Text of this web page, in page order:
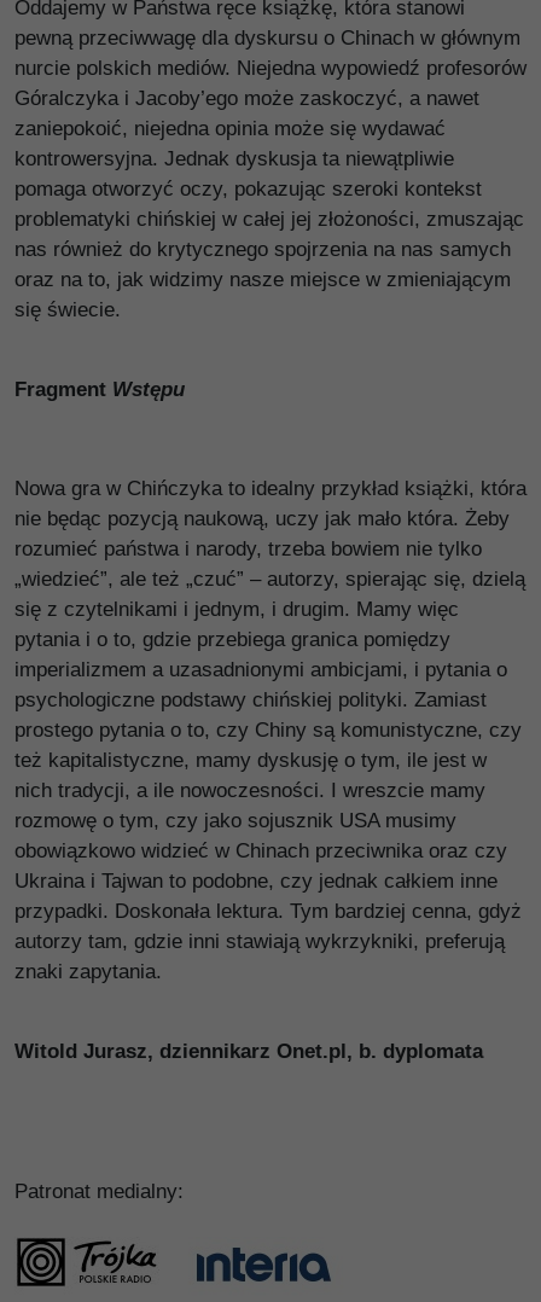
Oddajemy w Państwa ręce książkę, która stanowi
pewną przeciwwagę dla dyskursu o Chinach w głównym
nurcie polskich mediów. Niejedna wypowiedź profesorów
Góralczyka i Jacoby’ego może zaskoczyć, a nawet
zaniepokoić, niejedna opinia może się wydawać
kontrowersyjna. Jednak dyskusja ta niewątpliwie
pomaga otworzyć oczy, pokazując szeroki kontekst
problematyki chińskiej w całej jej złożoności, zmuszając
nas również do krytycznego spojrzenia na nas samych
oraz na to, jak widzimy nasze miejsce w zmieniającym
się świecie.
Fragment Wstępu
Nowa gra w Chińczyka to idealny przykład książki, która
nie będąc pozycją naukową, uczy jak mało która. Żeby
rozumieć państwa i narody, trzeba bowiem nie tylko
„wiedzieć”, ale też „czuć” – autorzy, spierając się, dzielą
się z czytelnikami i jednym, i drugim. Mamy więc
pytania i o to, gdzie przebiega granica pomiędzy
imperializmem a uzasadnionymi ambicjami, i pytania o
psychologiczne podstawy chińskiej polityki. Zamiast
prostego pytania o to, czy Chiny są komunistyczne, czy
też kapitalistyczne, mamy dyskusję o tym, ile jest w
nich tradycji, a ile nowoczesności. I wreszcie mamy
rozmowę o tym, czy jako sojusznik USA musimy
obowiązkowo widzieć w Chinach przeciwnika oraz czy
Ukraina i Tajwan to podobne, czy jednak całkiem inne
przypadki. Doskonała lektura. Tym bardziej cenna, gdyż
autorzy tam, gdzie inni stawiają wykrzykniki, preferują
znaki zapytania.
Witold Jurasz, dziennikarz Onet.pl, b. dyplomata
Patronat medialny: